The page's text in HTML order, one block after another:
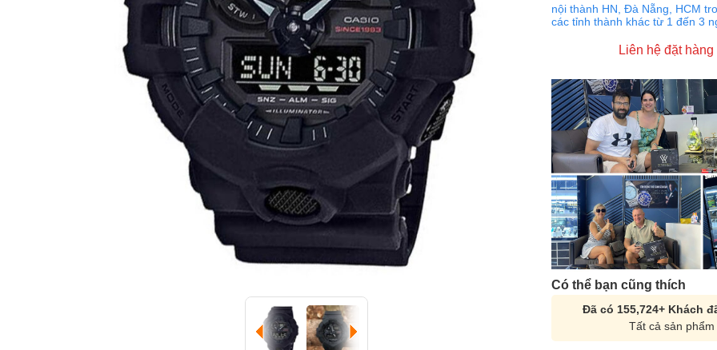
nội thành HN, Đà Nẵng, HCM
các tỉnh thành khác từ 1 đến 3
Liên hệ đặt hàng
Có thể bạn cũng thích
Đã có 155,724+ Khách
Tất cả sản